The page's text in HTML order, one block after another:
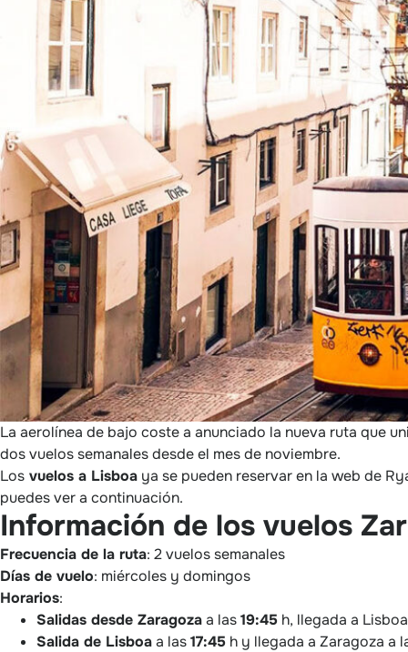
La aerolínea de bajo coste a anunciado la nueva ruta que
dos vuelos semanales desde el mes de noviembre.
Los vuelos a Lisboa ya se pueden reservar en la web de
puedes ver a continuación.
Información de los vuelos
Frecuencia de la ruta: 2 vuelos semanales
Días de vuelo: miércoles y domingos
Horarios:
Salidas desde Zaragozaa las19:45 h, llegada a
Salida de Lisboaa las17:45 h y llegada a Zaragoza a